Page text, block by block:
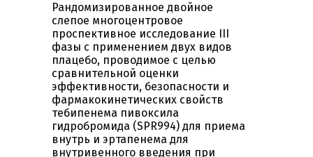
Рандомизированное двойное
слепое многоцентровое
проспективное исследование III
фазы с применением двух видов
плацебо, проводимое с целью
сравнительной оценки
эффективности, безопасности и
фармакокинетических свойств
тебипенема пивоксила
гидробромида (SPR994) для приема
внутрь и эртапенема для
внутривенного введения при